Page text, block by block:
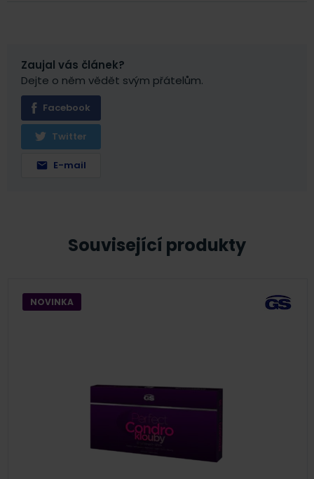
Zaujal vás článek?
Dejte o něm vědět svým přátelům.
Facebook
Twitter
E-mail
Související produkty
NOVINKA